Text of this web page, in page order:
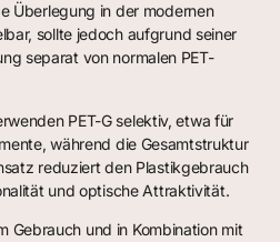
Überlegung in der modernen
sollte jedoch aufgrund seiner
separat von normalen PET-
PET-G selektiv, etwa für
während die Gesamtstruktur
reduziert den Plastikgebrauch
und optische Attraktivität.
Gebrauch und in Kombination mit